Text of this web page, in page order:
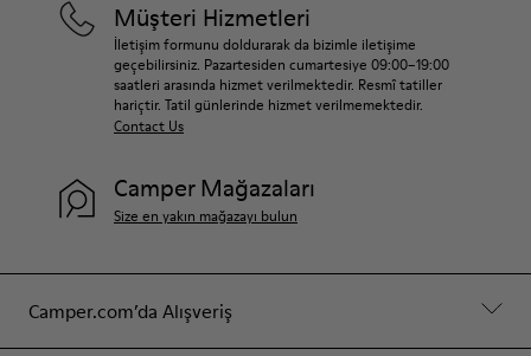
Camper.com’da Alışveriş
Müşteri Hizmetleri
İletişim formunu doldurarak da bizimle iletişime
geçebilirsiniz. Pazartesiden cumartesiye 09:00–19:00
saatleri arasında hizmet verilmektedir. Resmî tatiller
hariçtir. Tatil günlerinde hizmet verilmemektedir.
Contact Us
Camper Mağazaları
Size en yakın mağazayı bulun